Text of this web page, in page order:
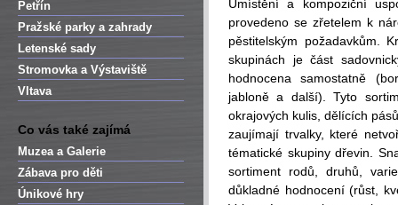
Petřín
Pražské parky a zahrady
Letenské sady
Stromovka a Výstaviště
Vltava
Co vás také zajímá
Muzea a Galerie
Zábava pro děti
Únikové hry
Umístění a kompoziční
provedeno se zřetelem k
pěstitelským požadavkům.
skupinách je část
hodnocena samostatně
jabloně a další). Tyto
okrajových kulis, dělících
zaujímají trvalky, které
tématické skupiny dřevin.
sortiment rodů, druhů,
důkladné hodnocení (růst,